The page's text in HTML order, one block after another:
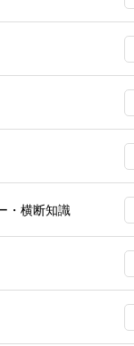
・横断知識